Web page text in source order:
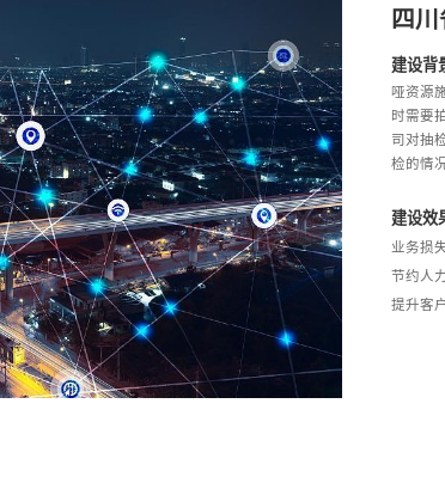
四
建设背
哑资源
时需要
司对抽
检的情
建设效
业务损
节约人
提升客